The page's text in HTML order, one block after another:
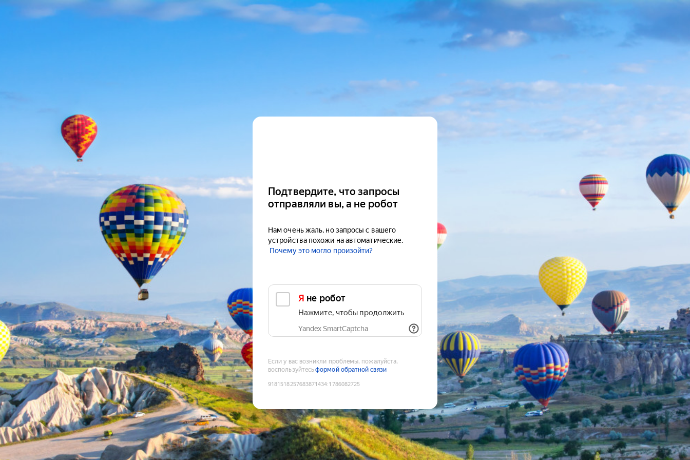
Подтвердите, что запросы
отправляли вы, а не робот
Нам очень жаль, но запросы с вашего
устройства похожи на автоматические.
Почему это могло произойти?
Я не робот
Нажмите, чтобы продолжить
Yandex SmartCaptcha
Если у вас возникли проблемы, пожалуйста,
воспользуйтесьформой обратной связи
9181518257683871434:1786082725